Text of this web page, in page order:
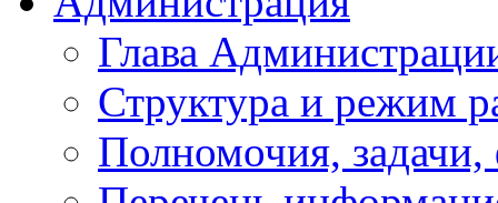
Глава
Структура и режим
Полномочия,